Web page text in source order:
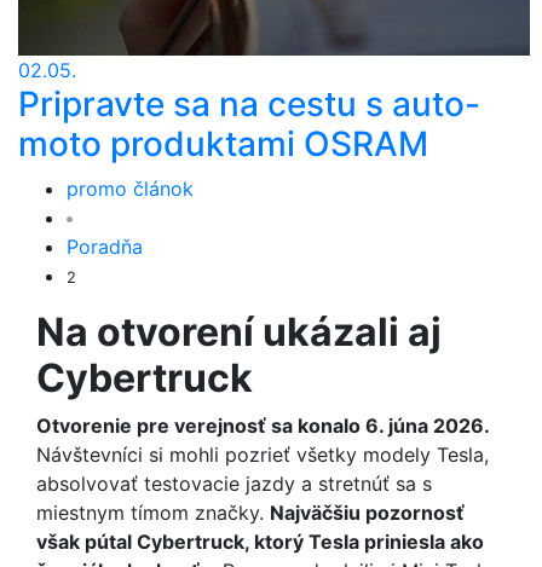
02.05.
Pripravte sa na cestu s auto-
moto produktami OSRAM
promo článok
Poradňa
2
Na otvorení ukázali aj
Cybertruck
Otvorenie pre verejnosť sa konalo 6. júna 2026.
Návštevníci si mohli pozrieť všetky modely Tesla,
absolvovať testovacie jazdy a stretnúť sa s
miestnym tímom značky. Najväčšiu pozornosť
však pútal Cybertruck, ktorý Tesla priniesla ako